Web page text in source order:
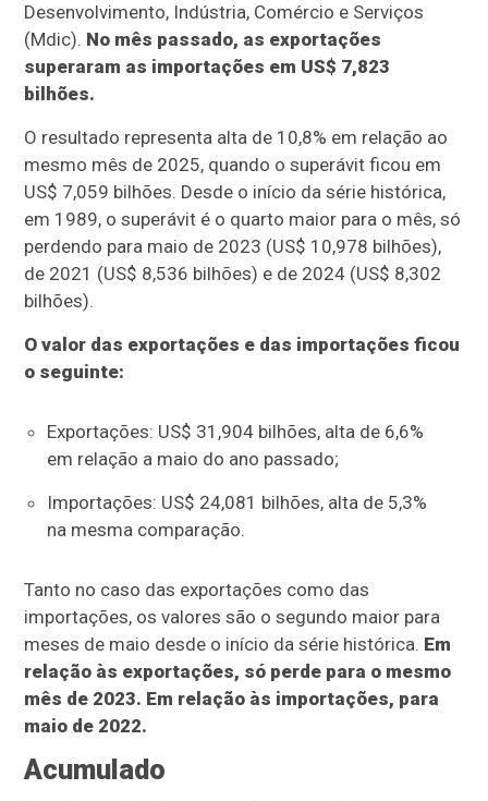
Desenvolvimento, Indústria, Comércio e Serviços
(Mdic). No mês passado, as exportações
superaram as importações em US$ 7,823
bilhões.
O resultado representa alta de 10,8% em relação ao
mesmo mês de 2025, quando o superávit ficou em
US$ 7,059 bilhões. Desde o início da série histórica,
em 1989, o superávit é o quarto maior para o mês, só
perdendo para maio de 2023 (US$ 10,978 bilhões),
de 2021 (US$ 8,536 bilhões) e de 2024 (US$ 8,302
bilhões).
O valor das exportações e das importações ficou
o seguinte:
Exportações: US$ 31,904 bilhões, alta de 6,6%
em relação a maio do ano passado;
Importações: US$ 24,081 bilhões, alta de 5,3%
na mesma comparação.
Tanto no caso das exportações como das
importações, os valores são o segundo maior para
meses de maio desde o início da série histórica. Em
relação às exportações, só perde para o mesmo
mês de 2023. Em relação às importações, para
maio de 2022.
Acumulado